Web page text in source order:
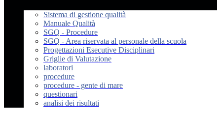
Sistema di gestione qualità
Manuale Qualità
SGQ - Procedure
SGQ - Area riservata al personale della scuola
Progettazioni Esecutive Disciplinari
Griglie di Valutazione
laboratori
procedure
procedure - gente di mare
questionari
analisi dei risultati